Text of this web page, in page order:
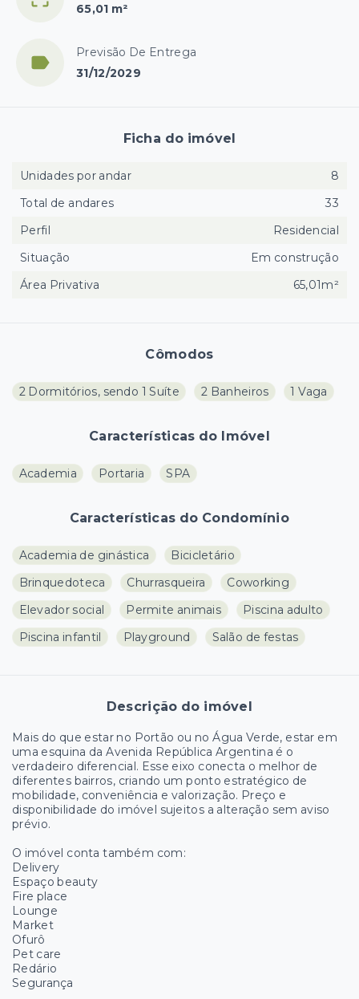
65,01 m²
Previsão De Entrega
31/12/2029
Cômodos
2 Dormitórios, sendo 1 Suíte 2 Banheiros 1 Vaga
Características do Imóvel
Academia Portaria SPA
Características do Condomínio
Academia de ginástica
Bicicletário
Brinquedoteca
Churrasqueira
Coworking
Elevador social
Permite animais
Piscina adulto
Piscina infantil
Playground Salão de festas
Descrição do imóvel
Mais do que estar no Portão ou no Água Verde, estar em
uma esquina da Avenida República Argentina é o
verdadeiro diferencial. Esse eixo conecta o melhor de
diferentes bairros, criando um ponto estratégico de
mobilidade, conveniência e valorização. Preço e
disponibilidade do imóvel sujeitos a alteração sem aviso
prévio.
O imóvel conta também com:
Delivery
Espaço beauty
Fire place
Lounge
Market
Ofurô
Pet care
Redário
Segurança
Ficha do imóvel
Unidades por andar
8
Total de andares
33
Perfil
Residencial
Situação
Em construção
Área Privativa
65,01m²